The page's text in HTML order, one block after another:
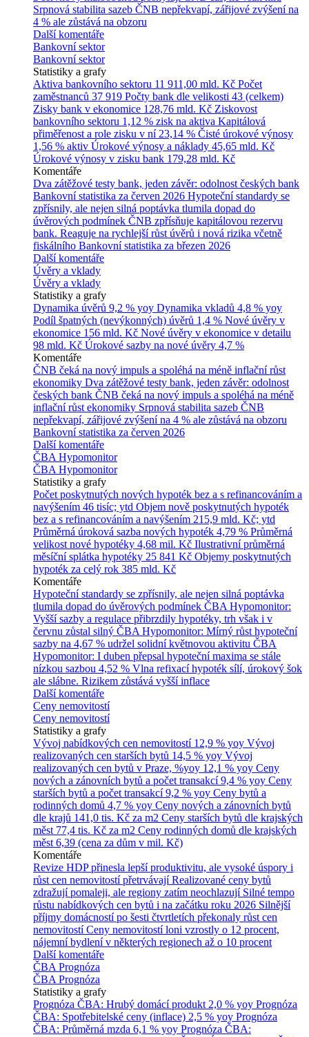
Srpnová stabilita sazeb ČNB nepřekvapí, zářijové zvýšení na
4 % ale zůstává na obzoru
Další komentáře
Bankovní sektor
Bankovní sektor
Statistiky a grafy
Aktiva bankovního sektoru 11 911,00 mld. Kč Počet
zaměstnanců 37 919 Počty bank dle velikosti 43 (celkem)
Zisky bank v ekonomice 128,76 mld. Kč Ziskovost
bankovního sektoru 1,12 % zisk na aktiva Kapitálová
přiměřenost a role zisku v ní 23,14 % Čisté úrokové výnosy
1,56 % aktiv Úrokové výnosy a náklady 45,65 mld. Kč
Úrokové výnosy v zisku bank 179,28 mld. Kč
Komentáře
Dva zátěžové testy bank, jeden závěr: odolnost českých bank
Bankovní statistika za červen 2026 Hypoteční standardy se
zpřísnily, ale nejen silná poptávka tlumila dopad do
úvěrových podmínek ČNB zpřísňuje kapitálovou rezervu
bank. Reaguje na rychlejší růst úvěrů i nová rizika včetně
fiskálního Bankovní statistika za březen 2026
Další komentáře
Úvěry a vklady
Úvěry a vklady
Statistiky a grafy
Dynamika úvěrů 9,2 % yoy Dynamika vkladů 4,8 % yoy
Podíl špatných (nevýkonných) úvěrů 1,4 % Nové úvěry v
ekonomice 156 mld. Kč Nové úvěry v ekonomice v detailu
98 mld. Kč Úrokové sazby na nové úvěry 4,7 %
Komentáře
ČNB čeká na nový impuls a spoléhá na méně inflační růst
ekonomiky Dva zátěžové testy bank, jeden závěr: odolnost
českých bank ČNB čeká na nový impuls a spoléhá na méně
inflační růst ekonomiky Srpnová stabilita sazeb ČNB
nepřekvapí, zářijové zvýšení na 4 % ale zůstává na obzoru
Bankovní statistika za červen 2026
Další komentáře
ČBA Hypomonitor
ČBA Hypomonitor
Statistiky a grafy
Počet poskytnutých nových hypoték bez a s refinancováním a
navýšením 46 tisíc; ytd Objem nově poskytnutých hypoték
bez a s refinancováním a navýšením 215,9 mld. Kč; ytd
Průměrná úroková sazba nových hypoték 4,79 % Průměrná
velikost nové hypotéky 4,68 mil. Kč Ilustrativní průměrná
měsíční splátka hypotéky 25 841 Kč Objemy poskytnutých
hypoték za celý rok 385 mld. Kč
Komentáře
Hypoteční standardy se zpřísnily, ale nejen silná poptávka
tlumila dopad do úvěrových podmínek ČBA Hypomonitor:
Vyšší sazby a regulace přibrzdily hypotéky, trh však i v
červnu zůstal silný ČBA Hypomonitor: Mírný růst hypoteční
sazby na 4,67 % udržel solidní květnovou aktivitu ČBA
Hypomonitor: I duben přepsal hypoteční maxima se stále
nízkou sazbou 4,52 % Vlna refixací hypoték sílí, úrokový šok
ale slábne. Rizikem zůstává vyšší inflace
Další komentáře
Ceny nemovitostí
Ceny nemovitostí
Statistiky a grafy
Vývoj nabídkových cen nemovitostí 12,9 % yoy Vývoj
realizovaných cen starších bytů 14,5 % yoy Vývoj
realizovaných cen bytů v Praze, %yoy 12,1 % yoy Ceny
nových a zánovních bytů a počet transakcí 9,4 % yoy Ceny
starších bytů a počet transakcí 9,2 % yoy Ceny bytů a
rodinných domů 4,7 % yoy Ceny nových a zánovních bytů
dle krajů 141,0 tis. Kč za m2 Ceny starších bytů dle krajských
měst 77,4 tis. Kč za m2 Ceny rodinných domů dle krajských
měst 6,39 (cena za dům v mil. Kč)
Komentáře
Revize HDP přinesla lepší produktivitu, ale vysoké úspory i
růst cen nemovitostí přetrvávají Realizované ceny bytů
zdražují pomaleji, ale regiony zatím neochlazují Silné tempo
růstu nabídkových cen bytů i na začátku roku 2026 Silnější
příjmy domácností po šesti čtvrtletích překonaly růst cen
nemovitostí Ceny nemovitostí loni vzrostly o 12 procent,
nájemní bydlení v některých regionech až o 10 procent
Další komentáře
ČBA Prognóza
ČBA Prognóza
Statistiky a grafy
Prognóza ČBA: Hrubý domácí produkt 2,0 % yoy Prognóza
ČBA: Spotřebitelské ceny (inflace) 2,5 % yoy Prognóza
ČBA: Průměrná mzda 6,1 % yoy Prognóza ČBA: